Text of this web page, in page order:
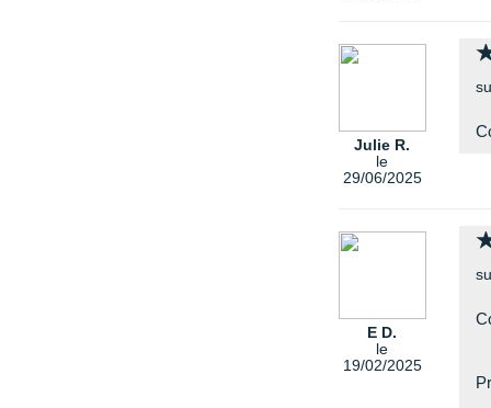
Julie R.
le
29/06/2025
E D.
le
19/02/2025